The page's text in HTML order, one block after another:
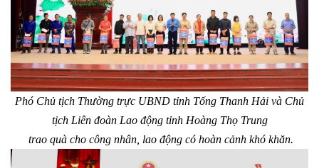
Phó Chủ tịch Thường trực UBND tỉnh Tống Thanh Hải và Chủ
tịch Liên đoàn Lao động tỉnh Hoàng Thọ Trung
trao quà cho công nhân, lao động có hoàn cảnh khó khăn.